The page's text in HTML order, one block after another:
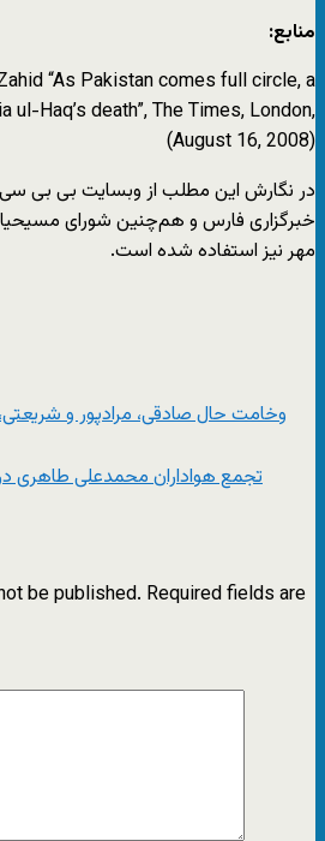
منابع:
“As Pakistan comes full circle, a
ul-Haq’s death”, The Times, London,
(August 16, 2008)
در نگارش این مطلب از وبسایت‌ بی بی سی
خبرگزاری فارس و هم‌چنین شورای
مهر نیز استفاده شده است.
وخامت حال صادقی، مرادپور و
تجمع هواداران محمدعلی طاهری
be published. Required fields are